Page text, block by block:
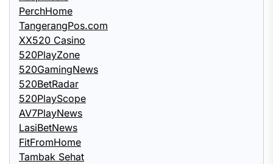
PerchHome
TangerangPos.com
XX520 Casino
520PlayZone
520GamingNews
520BetRadar
520PlayScope
AV7PlayNews
LasiBetNews
FitFromHome
Tambak Sehat